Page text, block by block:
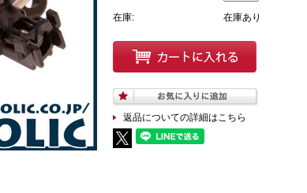
在庫: 在庫あり
返品についての詳細はこちら